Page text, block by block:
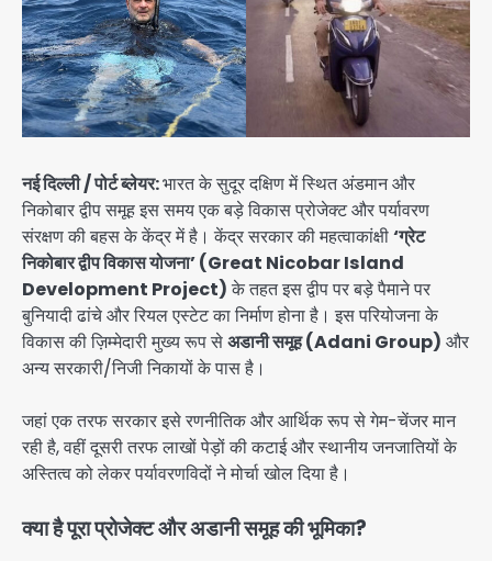
नई दिल्ली / पोर्ट ब्लेयर:भारत के सुदूर दक्षिण में स्थित अंडमान और
निकोबार द्वीप समूह इस समय एक बड़े विकास प्रोजेक्ट और पर्यावरण
संरक्षण की बहस के केंद्र में है। केंद्र सरकार की महत्वाकांक्षी‘ग्रेट
निकोबार द्वीप विकास योजना’ (Great Nicobar Island
Development Project)के तहत इस द्वीप पर बड़े पैमाने पर
बुनियादी ढांचे और रियल एस्टेट का निर्माण होना है। इस परियोजना के
विकास की ज़िम्मेदारी मुख्य रूप सेअडानी समूह (Adani Group) और
अन्य सरकारी/निजी निकायों के पास है।
जहां एक तरफ सरकार इसे रणनीतिक और आर्थिक रूप से गेम-चेंजर मान
रही है, वहीं दूसरी तरफ लाखों पेड़ों की कटाई और स्थानीय जनजातियों के
अस्तित्व को लेकर पर्यावरणविदों ने मोर्चा खोल दिया है।
क्या है पूरा प्रोजेक्ट और अडानी समूह की भूमिका?